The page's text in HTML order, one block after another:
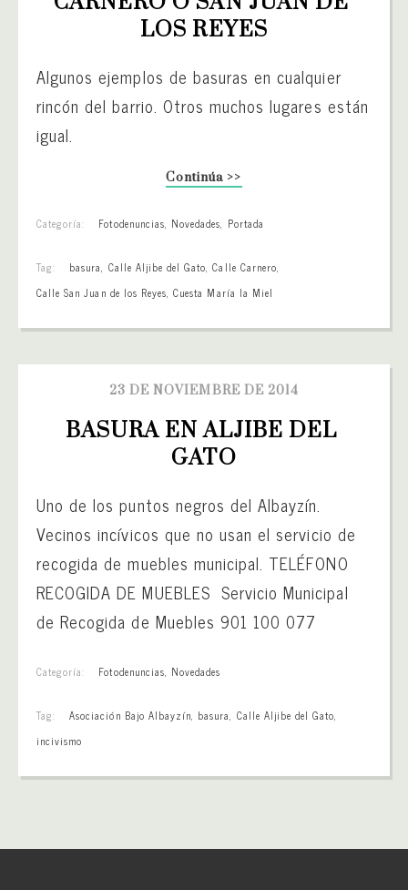
LOS REYES
Algunos ejemplos de basuras en cualquier
rincón del barrio. Otros muchos lugares están
igual.
Continúa >>
Categoría: Fotodenuncias, Novedades, Portada
Tag: basura, Calle Aljibe del Gato,Calle Carnero,
Calle San Juan de los Reyes,Cuesta María la Miel
23 DE NOVIEMBRE DE 2014
BASURA EN ALJIBE DEL
GATO
Uno de los puntos negros del Albayzín.
Vecinos incívicos que no usan el servicio de
recogida de muebles municipal. TELÉFONO
RECOGIDA DE MUEBLES Servicio Municipal
de Recogida de Muebles 901 100 077
Categoría: Fotodenuncias, Novedades
Tag: Asociación Bajo Albayzín, basura, Calle Aljibe del Gato,
incivismo